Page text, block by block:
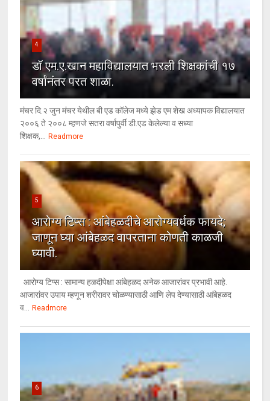
4
डॉ एम.ए.खान महाविद्यालयात भरली शिक्षकांची १७
वर्षांनंतर परत शाळा.
मंचर दि.२ जुन मंचर येथील बी एड कॉलेज मध्ये झेड एम शेख अध्यापक विद्यालयात
२००६ ते २००८ म्हणजे सतरा वर्षापुर्वी डी.एड केलेल्या व सध्या
शिक्षक,... Readmore
5
आरोग्य टिप्स : आंबेहळदीचे आरोग्यवर्धक फायदे;
जाणून घ्या आंबेहळद वापरताना कोणती काळजी
घ्यावी.
आरोग्य टिप्स : सामान्य हळदीपेक्षा आंबेहळद अनेक आजारांवर प्रभावी आहे.
आजारांवर उपाय म्हणून शरीरावर चोळण्यासाठी आणि लेप देण्यासाठी आंबेहळद
व... Readmore
6